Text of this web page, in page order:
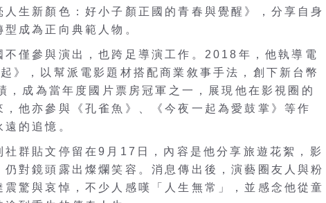
生新顏色：好小子顏正國的青春與覺醒》，分享自身
成為正向典範人物。
不僅參與演出，也跨足導演工作。2018年，他執導電
》，以幫派電影題材搭配商業敘事手法，創下新台幣
，成為當年度國片票房冠軍之一，展現他在影視圈的
，他亦參與《孔雀魚》、《今夜一起為愛鼓掌》等作
的追憶。
社群貼文停留在9月17日，內容是他分享旅遊花絮，影
仍對鏡頭露出燦爛笑容。消息傳出後，演藝圈友人與粉
震驚與哀悼，不少人感嘆「人生無常」，並感念他從童